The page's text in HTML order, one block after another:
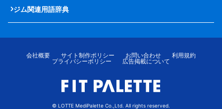
ジム関連用語辞典
会社概要 サイト制作ポリシー お問い合わせ
利用規約
プライバシーポリシー
広告掲載について
© LOTTE MediPalette Co.,Ltd. All rights reserved.